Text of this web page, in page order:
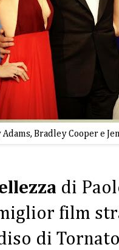
Bradley Cooper e
di
film
di